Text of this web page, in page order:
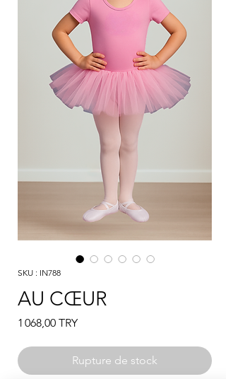
SKU : IN788
AU CŒUR
1 068,00 TRYPrix
Rupture de stock